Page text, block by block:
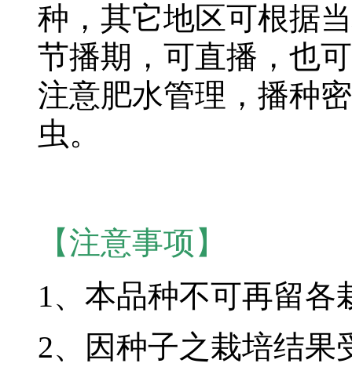
种，其它地区可根据
节播期，可直播，也
注意肥水管理，播种
虫。
【注意事项】
1、本品种不可再留各
2、因种子之栽培结果